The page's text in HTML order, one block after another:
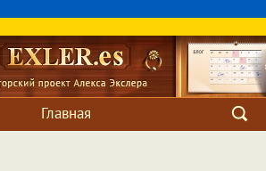
Главная